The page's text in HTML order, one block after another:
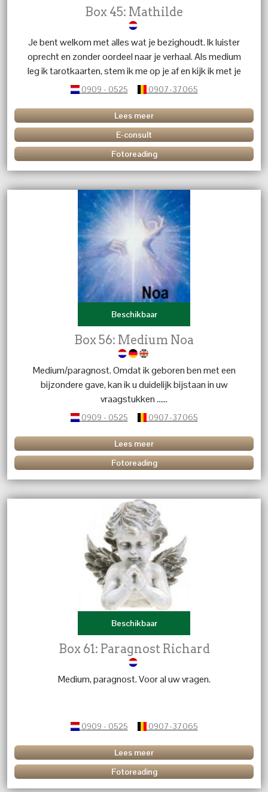
Box 45: Mathilde
Je bent welkom met alles wat je bezighoudt. Ik luister
oprecht en zonder oordeel naar je verhaal. Als medium
leg ik tarotkaarten, stem ik me op je af en kijk ik met je
mee naar wat de toekomst voor jou in petto heeft,
liefde, tweelingzielen, toekomstvoorspellingen en
zakelijk advies. Ook is contact met overleden dierbaren
mogelijk. Al 30 jaar ervaring – niets is gek.
0909 - 0525 0907-37065
Lees meer
E-consult
Fotoreading
Beschikbaar
Box 56: Medium Noa
Medium/paragnost. Omdat ik geboren ben met een
bijzondere gave, kan ik u duidelijk bijstaan in uw
vraagstukken ......
0909 - 0525 0907-37065
Lees meer
Fotoreading
Beschikbaar
Box 61: Paragnost Richard
Medium, paragnost. Voor al uw vragen.
0909 - 0525 0907-37065
Lees meer
Fotoreading